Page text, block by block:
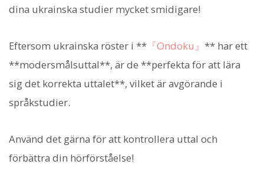
dina ukrainska studier mycket smidigare!
Eftersom ukrainska röster i ** 『Ondoku』 ** har ett
**modersmålsuttal**, är de **perfekta för att lära
sig det korrekta uttalet**, vilket är avgörande i
språkstudier.
Använd det gärna för att kontrollera uttal och
förbättra din hörförståelse!